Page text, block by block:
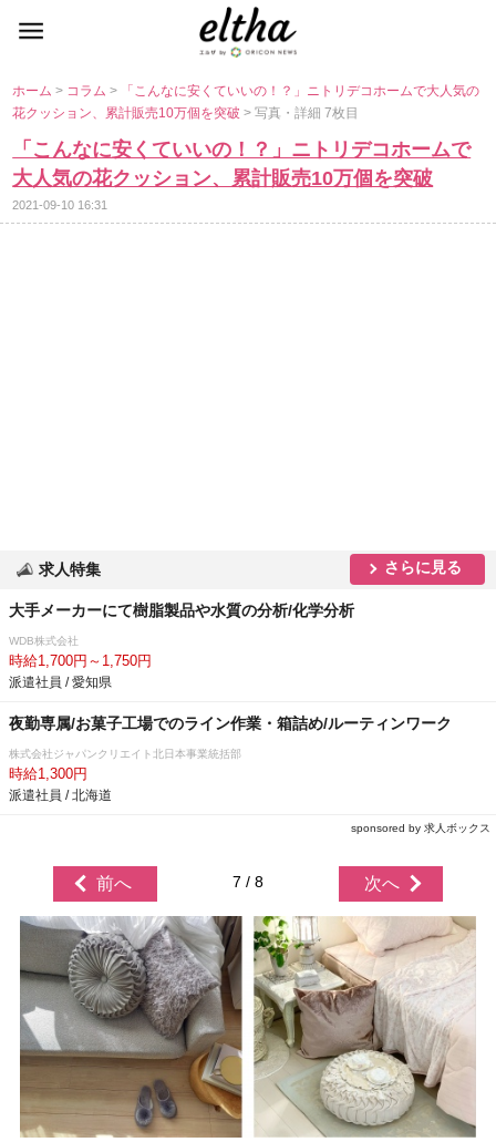
ホーム> コラム>
「こんなに安くていいの！？」ニトリデコホームで大人気の
花クッション、累計販売10万個を突破> 写真・詳細 7枚目
「こんなに安くていいの！？」ニトリデコホームで
大人気の花クッション、累計販売10万個を突破
2021-09-10 16:31
求人特集 さらに見る
大手メーカーにて樹脂製品や水質の分析/化学分析
WDB株式会社
時給1,700円～1,750円
派遣社員 / 愛知県
夜勤専属/お菓子工場でのライン作業・箱詰め/ルーティンワーク
株式会社ジャパンクリエイト北日本事業統括部
時給1,300円
派遣社員 / 北海道
sponsored by 求人ボックス
前へ 7 / 8 次へ